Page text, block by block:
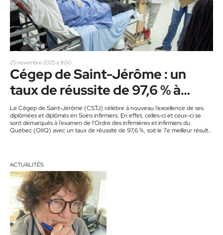
25 novembre 2025 à 1h50
Cégep de Saint-Jérôme : un
taux de réussite de 97,6 % à
l’examen de l’Ordre
Le Cégep de Saint-Jérôme (CSTJ) célèbre à nouveau l’excellence de ses
diplômées et diplômés en Soins infirmiers. En effet, celles-ci et ceux-ci se
sont démarqués à l’examen de l’Ordre des infirmières et infirmiers du
Québec (OIIQ) avec un taux de réussite de 97,6 %, soit le 7e meilleur résultat
ACTUALITÉS